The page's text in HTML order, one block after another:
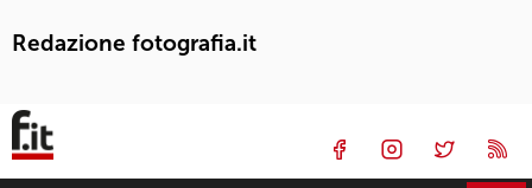
Redazione fotografia.it